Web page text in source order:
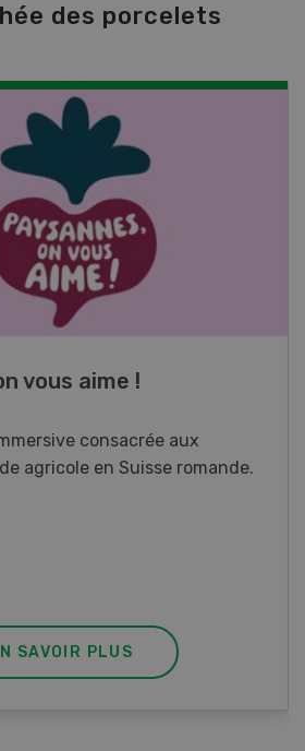
des porcelets
Aquaculture
ou songez à le faire?
du savoir nécessaire. Si
SAVOIR PLUS